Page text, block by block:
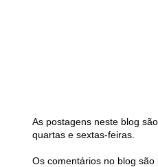
As postagens neste blog
quartas e sextas-feiras.
Os comentários no blog são